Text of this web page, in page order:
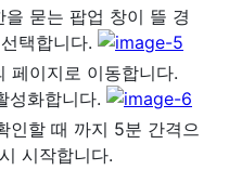
묻는 팝업 창이 뜰 경
택합니다.
페이지로 이동합니다.
성화합니다.
인할 때 까지 5분 간격으
시작합니다.